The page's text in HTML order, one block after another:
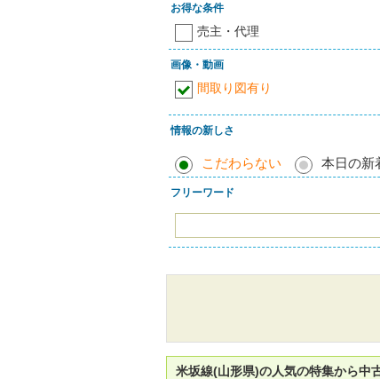
お得な条件
売主・代理
画像・動画
間取り図有り
情報の新しさ
こだわらない 本日の新
フリーワード
米坂線(山形県)の人気の特集から中